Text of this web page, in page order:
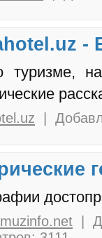
-
туризме,
|
|